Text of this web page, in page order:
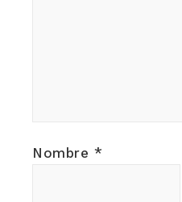
Nombre *